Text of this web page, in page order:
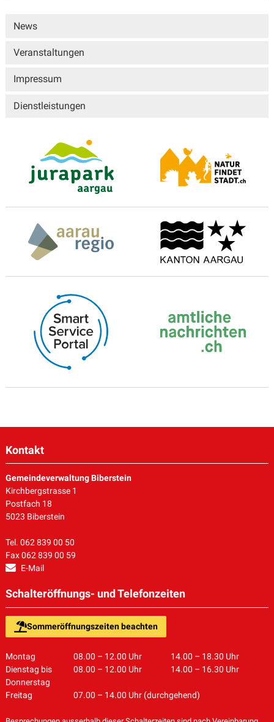
Sidebar
News
Veranstaltungen
Impressum
Dienstleistungen
Kontakt
Gemeindeverwaltung Biberstein
Kirchbergstrasse 1
Postfach 18
5023 Biberstein
Tel. 062 839 00 50
Fax 062 839 00 59
E-Mail
Schalteröffnungs- und Telefonzeiten
Sommeröffnungszeiten beachten
Montag 08.00 – 12.00 Uhr
14.00 – 18.30 Uhr
Dienstag bis
Donnerstag
08.00 – 12.00 Uhr 14.00 – 16.30 Uhr
Freitag 07.00 – 14.00 Uhr (durchgehend)